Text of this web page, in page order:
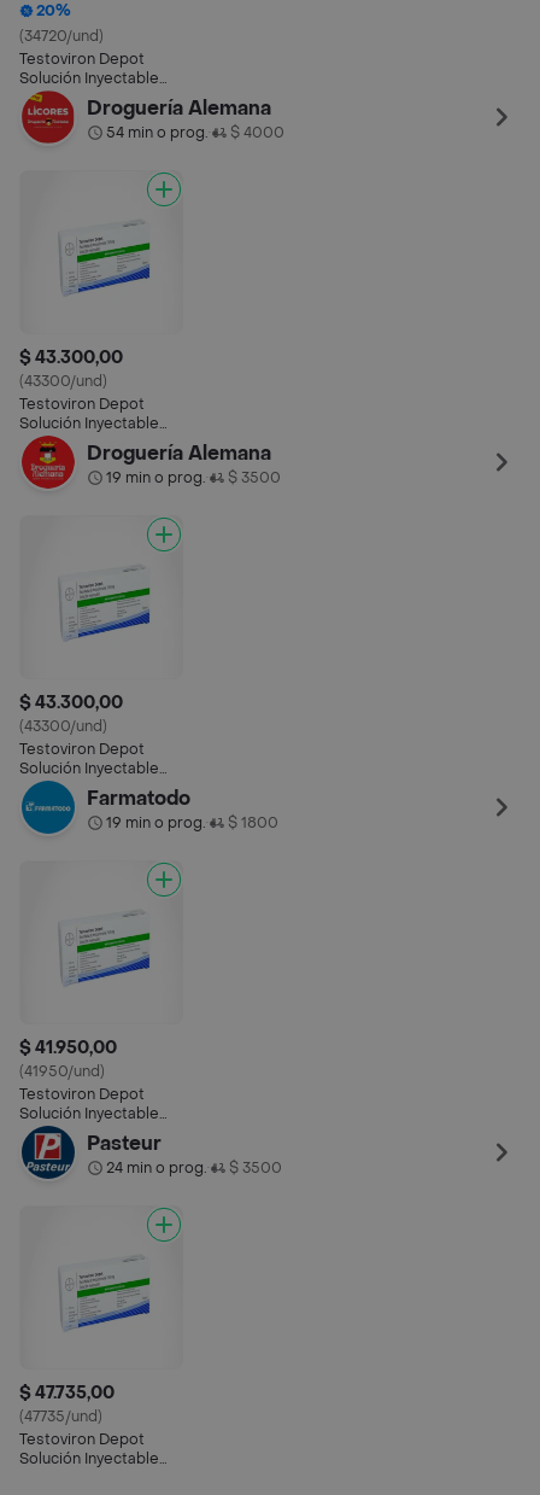
20%
(34720/und)
Testoviron Depot
Solución Inyectable
(250 mg)
Droguería Alemana
54 min o prog.• $ 4000
$ 43.300,00
(43300/und)
Testoviron Depot
Solución Inyectable
(250 mg)
Droguería Alemana
19 min o prog.• $ 3500
$ 43.300,00
(43300/und)
Testoviron Depot
Solución Inyectable
(250 mg)
Farmatodo
19 min o prog.• $ 1800
$ 41.950,00
(41950/und)
Testoviron Depot
Solución Inyectable
(250 mg)
Pasteur
24 min o prog.• $ 3500
$ 47.735,00
(47735/und)
Testoviron Depot
Solución Inyectable